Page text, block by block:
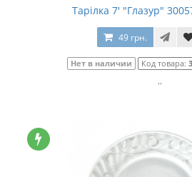
Тарілка 7' "Глазур"
49 грн.
Нет в наличии Код товара:
..